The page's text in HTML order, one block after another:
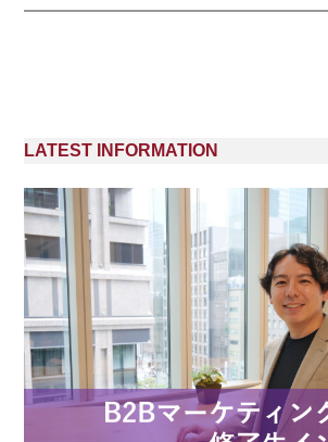
LATEST INFORMATION